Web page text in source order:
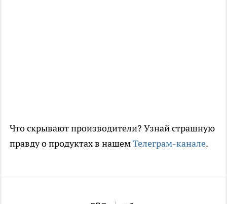
Что скрывают производители? Узнай страшную
правду о продуктах в нашемТелеграм-канале.